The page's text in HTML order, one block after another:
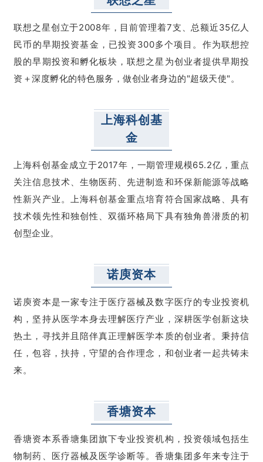
联想之星创立于2008年，目前管理着7支、总额近35亿人
民币的早期投资基金，已投资300多个项目。作为联想控
股的早期投资和孵化板块，联想之星为创业者提供早期投
资＋深度孵化的特色服务，做创业者身边的"超级天使"。
上海科创基
金
上海科创基金成立于2017年，一期管理规模65.2亿，重点
关注信息技术、生物医药、先进制造和环保新能源等战略
性新兴产业。上海科创基金重点培育符合国家战略、具有
技术领先性和独创性、双循环格局下具有独角兽潜质的初
创型企业。
诺庾资本
诺庾资本是一家专注于医疗器械及数字医疗的专业投资机
构，坚持从医学本身去理解医疗产业，深耕医学创新这块
热土，寻找并且陪伴真正理解医学本质的创业者。秉持信
任，包容，扶持，守望的合作理念，和创业者一起共铸未
来。
香塘资本
香塘资本系香塘集团旗下专业投资机构，投资领域包括生
物制药、医疗器械及医学诊断等。香塘集团多年来专注于